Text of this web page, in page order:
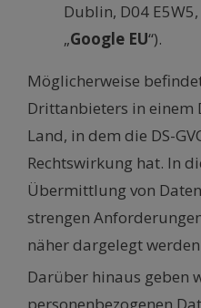
Dublin, D04
„Google EU“).
Möglicherweise
Drittanbieters in einem
Land, in dem die DS-
Rechtswirkung hat. In
Übermittlung von
strengen
näher dargelegt
Darüber hinaus geben